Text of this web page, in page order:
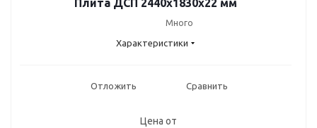
Плита ДСП 2440х1830х22 мм
Много
Характеристики
Отложить Сравнить
Цена от